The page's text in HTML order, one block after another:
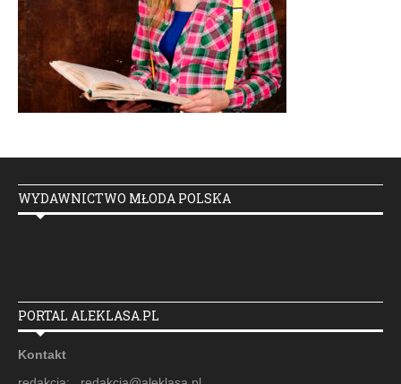
WYDAWNICTWO MŁODA POLSKA
PORTAL ALEKLASA.PL
Kontakt